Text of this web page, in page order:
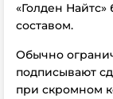
«Голден
составом.
Обычно
подписывают
при скромном